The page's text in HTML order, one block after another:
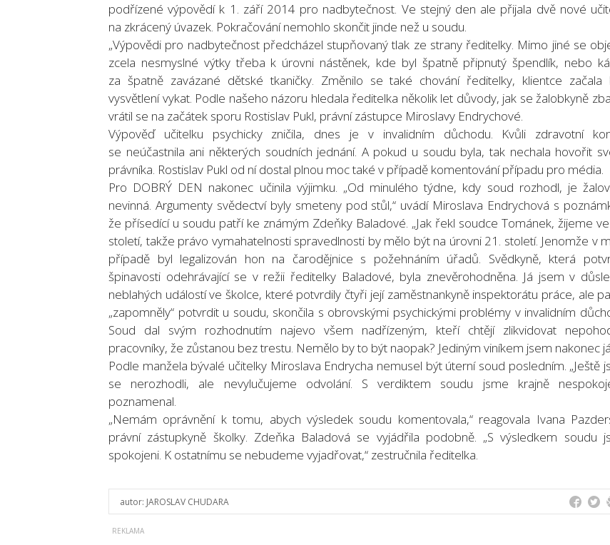
podřízené výpovědí k 1. září 2014 pro nadbytečnost. Ve stejný den ale přijala dvě nové
na zkrácený úvazek. Pokračování nemohlo skončit jinde než u soudu.
„Výpovědi pro nadbytečnost předcházel stupňovaný tlak ze strany ředitelky. Mimo jiné se
zcela nesmyslné výtky třeba k úrovni nástěnek, kde byl špatně připnutý špendlík, nebo
za špatně zavázané dětské tkaničky. Změnilo se také chování ředitelky, klientce začala
vysvětlení vykat. Podle našeho názoru hledala ředitelka několik let důvody, jak se žalobkyně
vrátil se na začátek sporu Rostislav Pukl, právní zástupce Miroslavy Endrychové.
Výpověď učitelku psychicky zničila, dnes je v invalidním důchodu. Kvůli zdravotní
se neúčastnila ani některých soudních jednání. A pokud u soudu byla, tak nechala hovořit
právníka. Rostislav Pukl od ní dostal plnou moc také v případě komentování případu pro média.
Pro DOBRÝ DEN nakonec učinila výjimku. „Od minulého týdne, kdy soud rozhodl, je
nevinná. Argumenty svědectví byly smeteny pod stůl,“ uvádí Miroslava Endrychová s
že přísedící u soudu patří ke známým Zdeňky Baladové. „Jak řekl soudce Tománek, žijeme
století, takže právo vymahatelnosti spravedlnosti by mělo být na úrovni 21. století. Jenomže v
případě byl legalizován hon na čarodějnice s požehnáním úřadů. Svědkyně, která
špinavosti odehrávající se v režii ředitelky Baladové, byla znevěrohodněna. Já jsem v
neblahých událostí ve školce, které potvrdily čtyři její zaměstnankyně inspektorátu práce, ale
„zapomněly“ potvrdit u soudu, skončila s obrovskými psychickými problémy v invalidním
Soud dal svým rozhodnutím najevo všem nadřízeným, kteří chtějí zlikvidovat
pracovníky, že zůstanou bez trestu. Nemělo by to být naopak? Jediným viníkem jsem nakonec
Podle manžela bývalé učitelky Miroslava Endrycha nemusel být úterní soud posledním. „Ještě
se nerozhodli, ale nevylučujeme odvolání. S verdiktem soudu jsme krajně
poznamenal.
„Nemám oprávnění k tomu, abych výsledek soudu komentovala,“ reagovala Ivana
právní zástupkyně školky. Zdeňka Baladová se vyjádřila podobně. „S výsledkem soudu
spokojeni. K ostatnímu se nebudeme vyjadřovat,“ zestručnila ředitelka.
autor: JAROSLAV CHUDARA